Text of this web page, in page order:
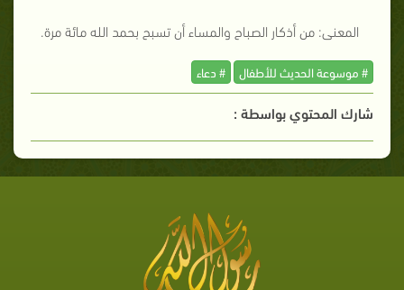
المعنى: من أذكار الصباح والمساء أن تسبح بحمد الله مائة مرة.
# موسوعة الحديث للأطفال # دعاء
شارك المحتوي بواسطة :